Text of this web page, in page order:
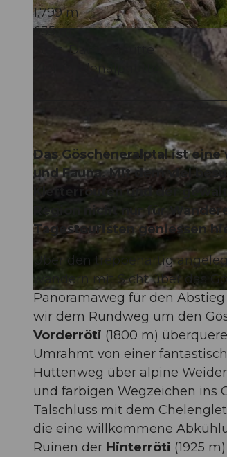
© Markus Fehlmann, Verein Urner Wanderwege | CC-BY
© Markus Fehlmann, Verein Urner Wanderwege |
1.799 m
635 m
Start: Dammahütte
Ziel: Chelenalphütte
Das Göscheneralptal ist
und Fauna. Mit dem viel
Kletterrouten und der
Region nicht nur für
Tagestouristen geniessen
Über den treppenartig
wandern mit Sicht über das
Panoramaweg für den
wir dem Rundweg um den
Vorderröti (1800 m)
Umrahmt von einer
Hüttenweg über alpine
und farbigen Wegzeichen ins
Talschluss mit dem
die eine willkommene
Ruinen der Hinterröti (1925